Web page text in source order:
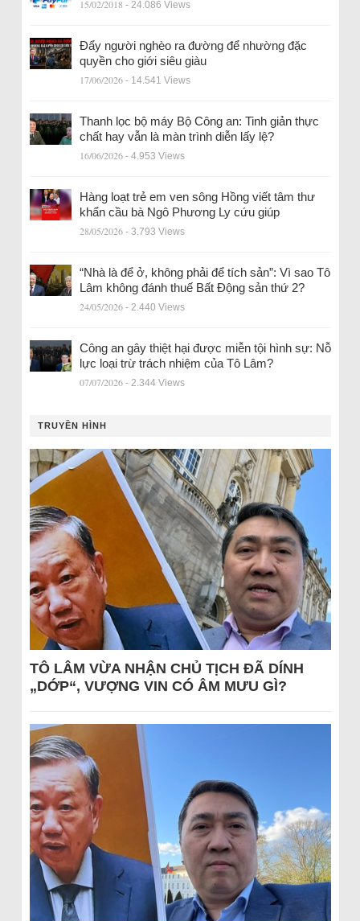
15/02/2018 - 24.086 Views
Đẩy người nghèo ra đường để nhường đặc
quyền cho giới siêu giàu
17/06/2026 - 14.541 Views
Thanh lọc bộ máy Bộ Công an: Tinh giản thực
chất hay vẫn là màn trình diễn lấy lệ?
16/06/2026 - 4.953 Views
Hàng loạt trẻ em ven sông Hồng viết tâm thư
khẩn cầu bà Ngô Phương Ly cứu giúp
28/05/2026 - 3.793 Views
“Nhà là để ở, không phải để tích sản”: Vì sao Tô
Lâm không đánh thuế Bất Động sản thứ 2?
24/05/2026 - 2.440 Views
Công an gây thiệt hại được miễn tội hình sự: Nỗ
lực loại trừ trách nhiệm của Tô Lâm?
07/07/2026 - 2.344 Views
TRUYỀN HÌNH
TÔ LÂM VỪA NHẬN CHỦ TỊCH ĐÃ DÍNH
„DỚP“, VƯỢNG VIN CÓ ÂM MƯU GÌ?